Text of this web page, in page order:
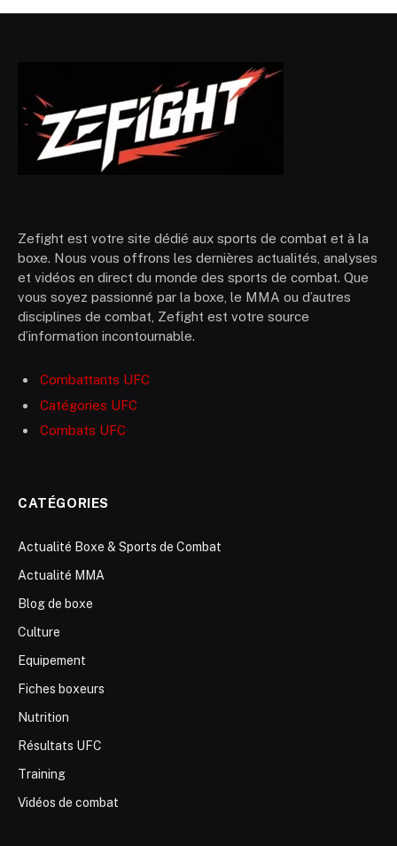
Zefight est votre site dédié aux sports de combat et à la
boxe. Nous vous offrons les dernières actualités, analyses
et vidéos en direct du monde des sports de combat. Que
vous soyez passionné par la boxe, le MMA ou d’autres
disciplines de combat, Zefight est votre source
d’information incontournable.
Combattants UFC
Catégories UFC
Combats UFC
CATÉGORIES
Actualité Boxe & Sports de Combat
Actualité MMA
Blog de boxe
Culture
Equipement
Fiches boxeurs
Nutrition
Résultats UFC
Training
Vidéos de combat